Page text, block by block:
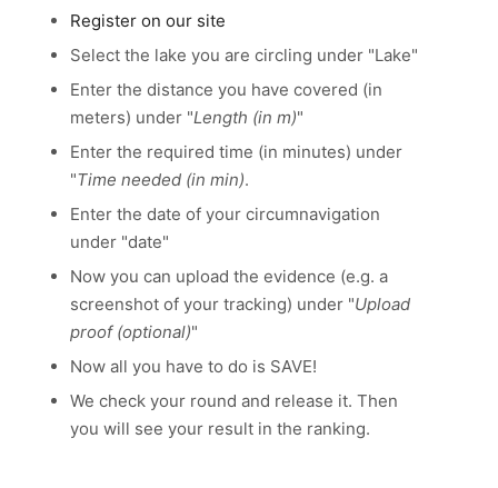
Register on our site
Select the lake you are circling under "Lake"
Enter the distance you have covered (in
meters) under "Length (in m)"
Enter the required time (in minutes) under
"Time needed (in min).
Enter the date of your circumnavigation
under "date"
Now you can upload the evidence (e.g. a
screenshot of your tracking) under "Upload
proof (optional)"
Now all you have to do is SAVE!
We check your round and release it. Then
you will see your result in the ranking.